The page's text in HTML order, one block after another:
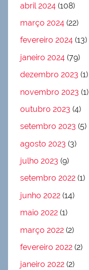
abril 2024 (108)
março 2024 (22)
fevereiro 2024 (13)
janeiro 2024 (79)
dezembro 2023 (1)
novembro 2023 (1)
outubro 2023 (4)
setembro 2023 (5)
agosto 2023 (3)
julho 2023 (9)
setembro 2022 (1)
junho 2022 (14)
maio 2022 (1)
março 2022 (2)
fevereiro 2022 (2)
janeiro 2022 (2)